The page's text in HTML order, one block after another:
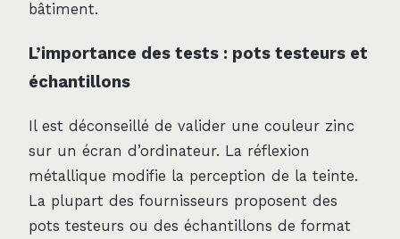
bâtiment.
L’importance des tests : pots testeurs et
échantillons
Il est déconseillé de valider une couleur zinc
sur un écran d’ordinateur. La réflexion
métallique modifie la perception de la teinte.
La plupart des fournisseurs proposent des
pots testeurs ou des échantillons de format